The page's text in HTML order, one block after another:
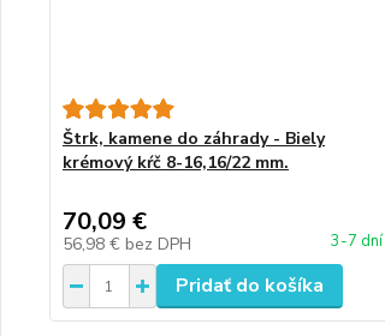
Štrk, kamene do záhrady - Biely
krémový kŕč 8-16,16/22 mm.
70,09 €
56,98 € bez DPH 3-7 dní
Pridať do košíka